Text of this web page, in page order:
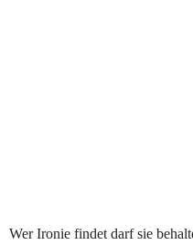
Wer Ironie findet darf sie